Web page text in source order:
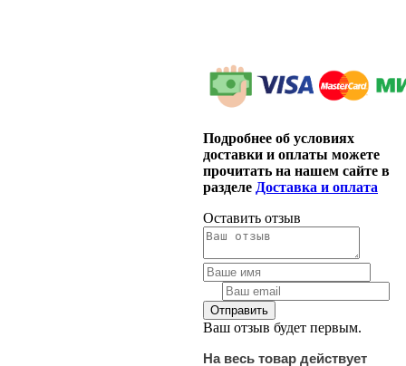
Подробнее об условиях
доставки и оплаты можете
прочитать на нашем сайте в
разделе Доставка и оплата
Оставить отзыв
Ваш отзыв будет первым.
На весь товар действует